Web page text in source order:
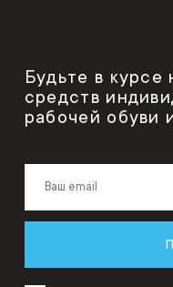
Будьте в
средств
рабочей обуви